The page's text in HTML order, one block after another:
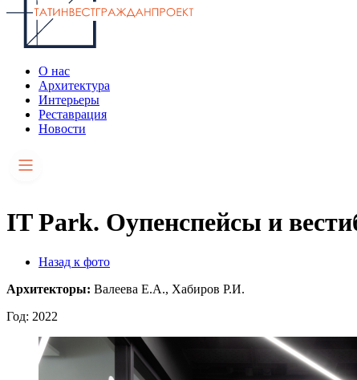
О нас
Архитектура
Интерьеры
Реставрация
Новости
IT Park. Оупенспейсы и
Назад к фото
Архитекторы: Валеева Е.А., Хабиров Р.И.
Год: 2022